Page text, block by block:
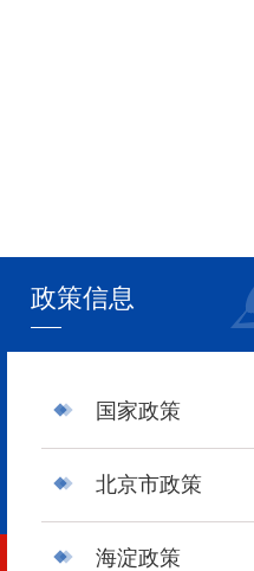
政策信息
国家政策
北京市政策
海淀政策